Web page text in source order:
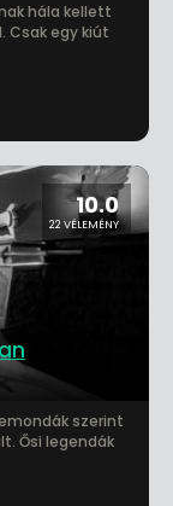
hála kellett
Csak egy kiút
10.0
22 VÉLEMÉNY
szerint
Ősi legendák